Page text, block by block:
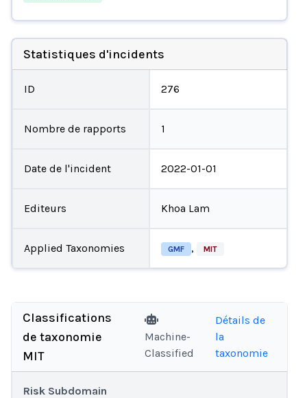
Statistiques d'incidents
ID 276
Nombre de rapports 1
Date de l'incident 2022-01-01
Editeurs Khoa Lam
Applied Taxonomies GMF , MIT
Classifications
de taxonomie
MIT
Machine-
Classified
Détails de
la
taxonomie
Risk Subdomain